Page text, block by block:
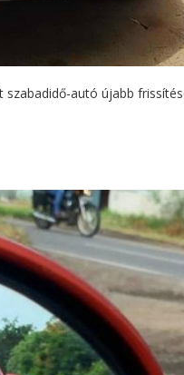
autó újabb